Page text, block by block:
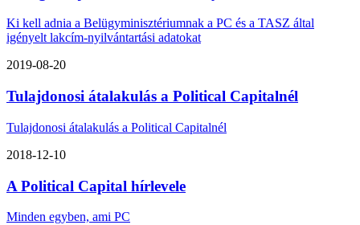
Ki kell adnia a Belügyminisztériumnak a PC és a TASZ által
igényelt lakcím-nyilvántartási adatokat
2019-08-20
Tulajdonosi átalakulás a Political Capitalnél
Tulajdonosi átalakulás a Political Capitalnél
2018-12-10
A Political Capital hírlevele
Minden egyben, ami PC